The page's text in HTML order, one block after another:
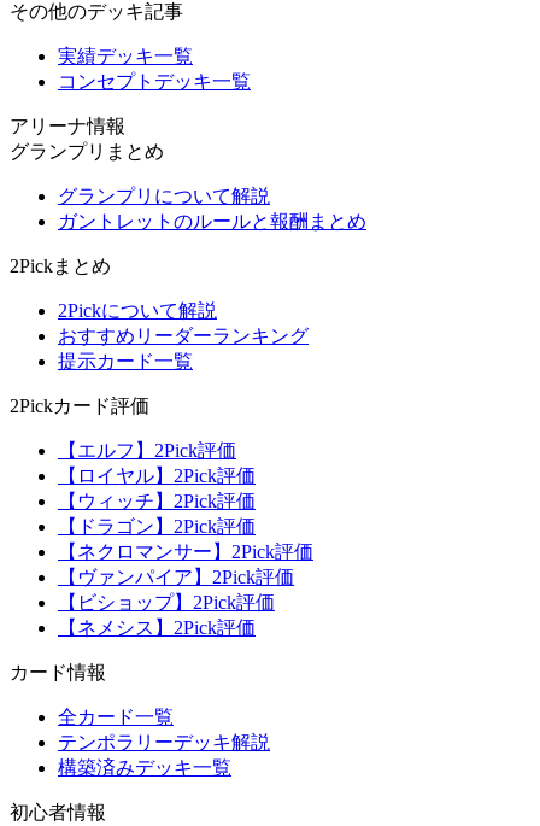
その他のデッキ記事
実績デッキ一覧
コンセプトデッキ一覧
アリーナ情報
グランプリまとめ
グランプリについて解説
ガントレットのルールと報酬まとめ
2Pickまとめ
2Pickについて解説
おすすめリーダーランキング
提示カード一覧
2Pickカード評価
【エルフ】2Pick評価
【ロイヤル】2Pick評価
【ウィッチ】2Pick評価
【ドラゴン】2Pick評価
【ネクロマンサー】2Pick評価
【ヴァンパイア】2Pick評価
【ビショップ】2Pick評価
【ネメシス】2Pick評価
カード情報
全カード一覧
テンポラリーデッキ解説
構築済みデッキ一覧
初心者情報